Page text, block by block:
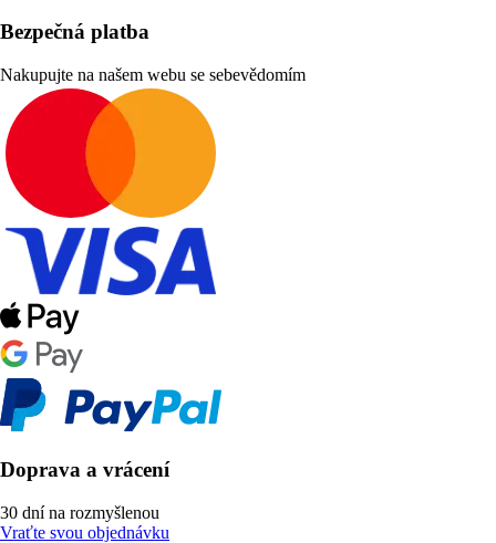
Bezpečná platba
Nakupujte na našem webu se sebevědomím
Doprava a vrácení
30 dní na rozmyšlenou
Vraťte svou objednávku